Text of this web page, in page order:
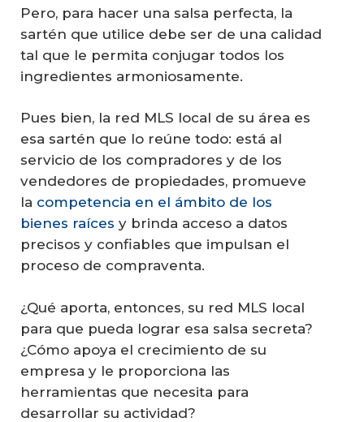
Pero, para hacer una salsa perfecta, la
sartén que utilice debe ser de una calidad
tal que le permita conjugar todos los
ingredientes armoniosamente.
Pues bien, la red MLS local de su área es
esa sartén que lo reúne todo: está al
servicio de los compradores y de los
vendedores de propiedades, promueve
la competencia en el ámbito de los
bienes raíces y brinda acceso a datos
precisos y confiables que impulsan el
proceso de compraventa.
¿Qué aporta, entonces, su red MLS local
para que pueda lograr esa salsa secreta?
¿Cómo apoya el crecimiento de su
empresa y le proporciona las
herramientas que necesita para
desarrollar su actividad?